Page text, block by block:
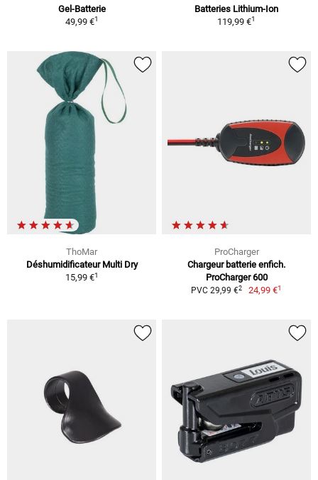
Gel-Batterie
49,99 €1
Batteries Lithium-Ion
119,99 €1
ThoMar
Déshumidificateur Multi Dry
15,99 €1
ProCharger
Chargeur batterie enfich.
ProCharger 600
PVC 29,99 €2 24,99 €1